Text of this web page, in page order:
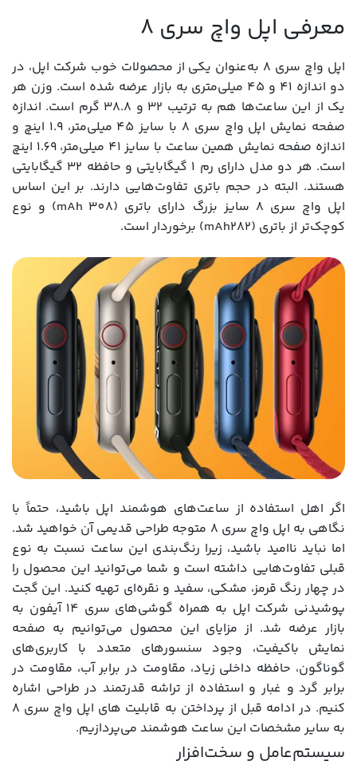
معرفی اپل واچ سری 8
اپل واچ سری 8 به‌عنوان یکی از محصولات خوب شرکت اپل، در
دو اندازه 41 و 45 میلی‌متری به بازار عرضه شده است. وزن هر
یک از این ساعت‌ها هم به ترتیب 32 و 38.8 گرم است. اندازه
صفحه نمایش اپل واچ سری 8 با سایز 45 میلی‌متر، 1.9 اینچ و
اندازه صفحه نمایش همین ساعت با سایز 41 میلی‌متر، 1.69 اینچ
است. هر دو مدل دارای رم 1 گیگابایتی و حافظه 32 گیگابایتی
هستند. البته در حجم باتری تفاوت‌هایی دارند. بر این اساس
اپل واچ سری 8 سایز بزرگ دارای باتری (mAh 308) و نوع
کوچک‌تر از باتری (mAh282) برخوردار است.
اگر اهل استفاده از ساعت‌های هوشمند اپل باشید، حتماً با
نگاهی به اپل واچ سری 8 متوجه طراحی قدیمی آن خواهید شد.
اما نباید ناامید باشید، زیرا رنگ‌بندی این ساعت نسبت به نوع
قبلی تفاوت‌هایی داشته است و شما می‌توانید این محصول را
در چهار رنگ قرمز، مشکی، سفید و نقره‌ای تهیه کنید. این گجت
پوشیدنی شرکت اپل به همراه گوشی‌های سری 14 آیفون به
بازار عرضه شد. از مزایای این محصول می‌توانیم به صفحه
نمایش باکیفیت، وجود سنسورهای متعدد با کاربری‌های
گوناگون، حافظه داخلی زیاد، مقاومت در برابر آب، مقاومت در
برابر گرد و غبار و استفاده از تراشه قدرتمند در طراحی اشاره
کنیم. در ادامه قبل از پرداختن به قابلیت های اپل واچ سری 8
به سایر مشخصات این ساعت هوشمند می‌پردازیم.
سیستم‌عامل و سخت‌افزار